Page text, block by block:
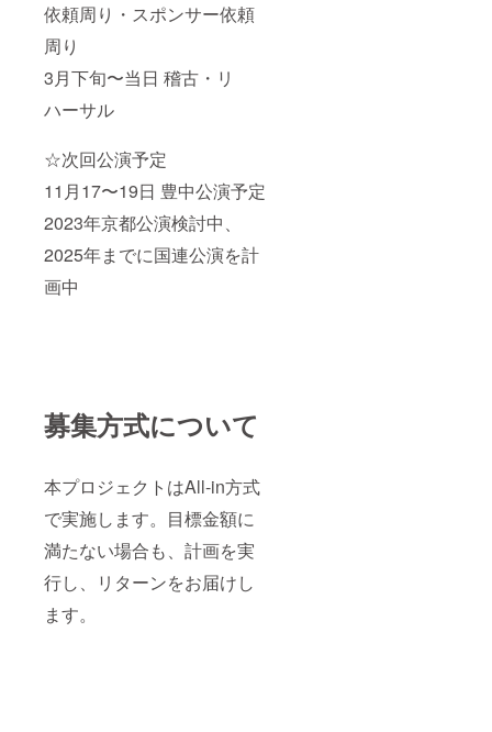
依頼周り・スポンサー依頼
周り
3月下旬〜当日 稽古・リ
ハーサル
☆次回公演予定
11月17〜19日 豊中公演予定
2023年京都公演検討中、
2025年までに国連公演を計
画中
募集方式について
本プロジェクトはAll-in方式
で実施します。目標金額に
満たない場合も、計画を実
行し、リターンをお届けし
ます。